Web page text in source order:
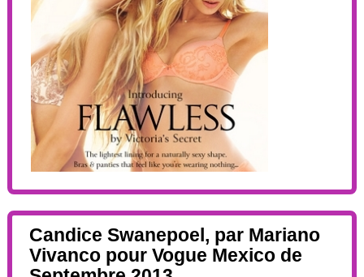
Candice Swanepoel, par Mariano
Vivanco pour Vogue Mexico de